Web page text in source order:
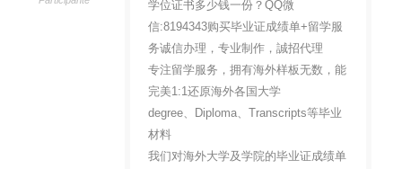
学位证书多少钱一份？QQ微
信:8194343购买毕业证成绩单+留学服
务诚信办理，专业制作，誠招代理
专注留学服务，拥有海外样板无数，能
完美1:1还原海外各国大学
degree、Diploma、Transcripts等毕业
材料
我们对海外大学及学院的毕业证成绩单